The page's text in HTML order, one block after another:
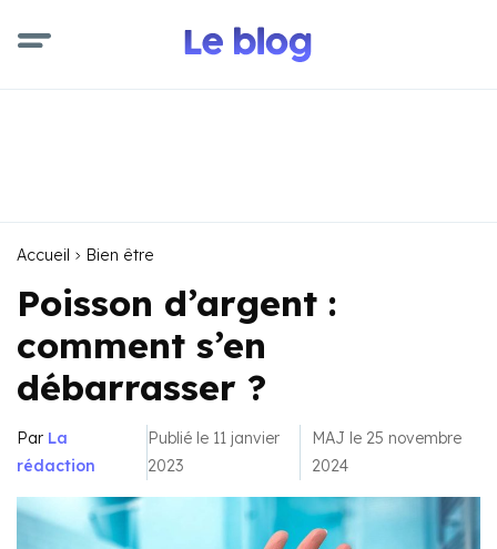
Accueil Bien être
Poisson d’argent :
comment s’en
débarrasser ?
Par La
rédaction
Publié le 11 janvier
2023
MAJ le 25 novembre
2024